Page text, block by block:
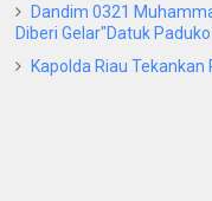
Dandim 0321
Diberi Gelar"Datuk
Kapolda Riau